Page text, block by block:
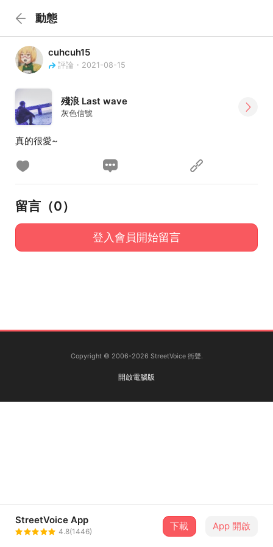
動態
cuhcuh15
評論・2021-08-15
殘浪 Last wave
灰色信號
真的很愛~
留言（0）
登入會員開始留言
Copyright © 2006-2026 StreetVoice 街聲.
開啟電腦版
StreetVoice App
4.8(1446) 下載 App 開啟